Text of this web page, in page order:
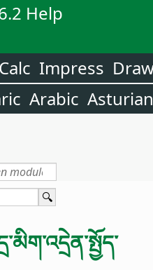
Help
Calc Impress
Arabic Asturian